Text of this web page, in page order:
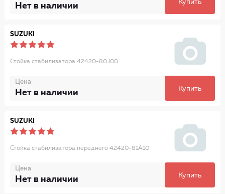
Нет в наличии Купить
SUZUKI
Стойка стабилизатора 42420-80J00
Цена
Нет в наличии Купить
SUZUKI
Стойка стабилизатора переднего 42420-81A10
Цена
Нет в наличии Купить